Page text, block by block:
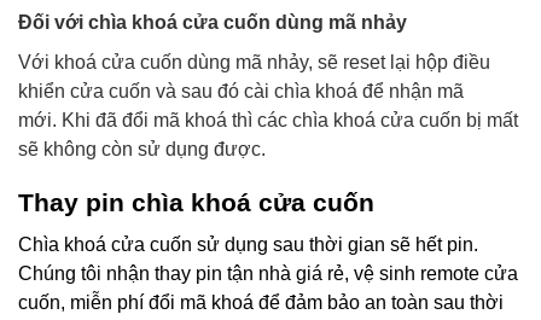
Đối với chìa khoá cửa cuốn dùng mã nhảy
Với khoá cửa cuốn dùng mã nhảy, sẽ reset lại hộp điều
khiển cửa cuốn và sau đó cài chìa khoá để nhận mã
mới. Khi đã đổi mã khoá thì các chìa khoá cửa cuốn bị mất
sẽ không còn sử dụng được.
Thay pin chìa khoá cửa cuốn
Chìa khoá cửa cuốn sử dụng sau thời gian sẽ hết pin.
Chúng tôi nhận thay pin tận nhà giá rẻ, vệ sinh remote cửa
cuốn, miễn phí đổi mã khoá để đảm bảo an toàn sau thời